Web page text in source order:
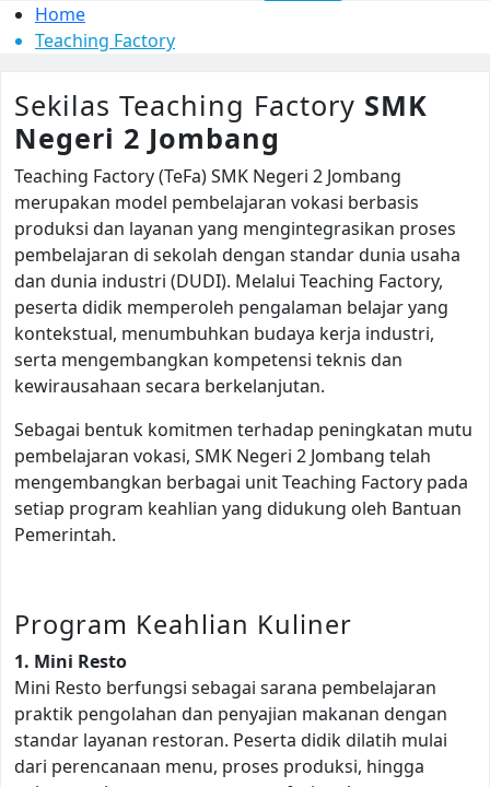
Home
Teaching Factory
Sekilas Teaching Factory SMK
Negeri 2 Jombang
Teaching Factory (TeFa) SMK Negeri 2 Jombang
merupakan model pembelajaran vokasi berbasis
produksi dan layanan yang mengintegrasikan proses
pembelajaran di sekolah dengan standar dunia usaha
dan dunia industri (DUDI). Melalui Teaching Factory,
peserta didik memperoleh pengalaman belajar yang
kontekstual, menumbuhkan budaya kerja industri,
serta mengembangkan kompetensi teknis dan
kewirausahaan secara berkelanjutan.
Sebagai bentuk komitmen terhadap peningkatan mutu
pembelajaran vokasi, SMK Negeri 2 Jombang telah
mengembangkan berbagai unit Teaching Factory pada
setiap program keahlian yang didukung oleh Bantuan
Pemerintah.
Program Keahlian Kuliner
1. Mini Resto
Mini Resto berfungsi sebagai sarana pembelajaran
praktik pengolahan dan penyajian makanan dengan
standar layanan restoran. Peserta didik dilatih mulai
dari perencanaan menu, proses produksi, hingga